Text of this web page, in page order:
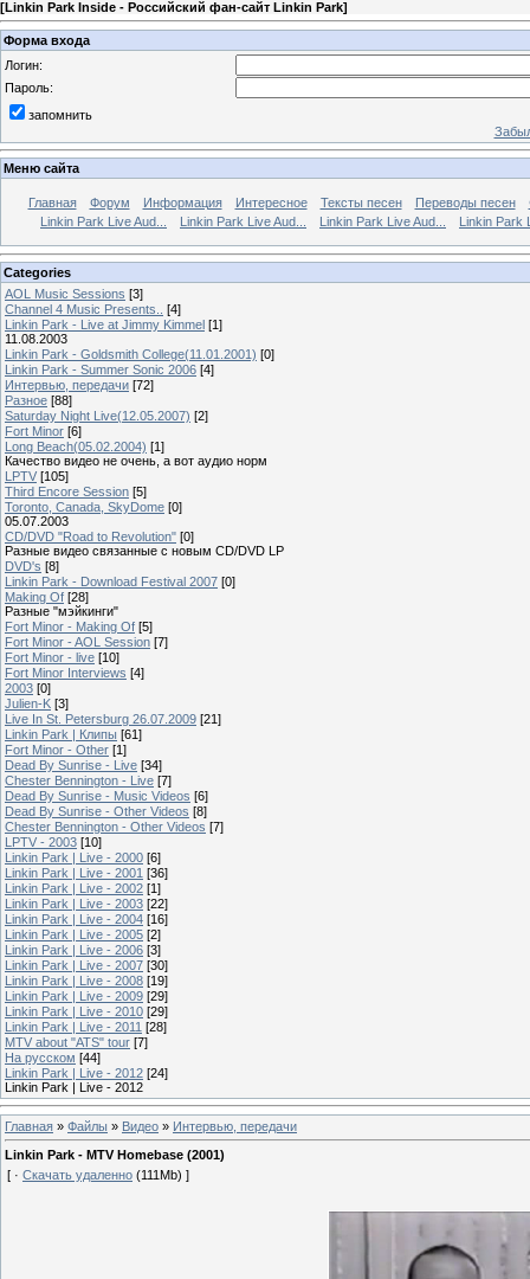
[Linkin Park Inside - Российский фан-сайт Linkin Park]
Форма входа
Логин:
Пароль:
запомнить
Меню сайта
Главная Форум Информация Интересное Тексты песен Переводы песен
Linkin Park Live Aud...
Linkin Park Live Aud... Linkin Park Live Aud... Linkin Park
Categories
AOL Music Sessions [3]
Channel 4 Music Presents..
[4]
Linkin Park - Live at Jimmy Kimmel [1]
11.08.2003
Linkin Park - Goldsmith College(11.01.2001) [0]
Linkin Park - Summer Sonic 2006 [4]
Интервью, передачи [72]
Разное [88]
Saturday Night Live(12.05.2007) [2]
Fort Minor [6]
Long Beach(05.02.2004) [1]
Качество видео не очень, а вот аудио норм
LPTV [105]
Third Encore Session [5]
Toronto, Canada, SkyDome [0]
05.07.2003
CD/DVD "Road to Revolution" [0]
Разные видео связанные с новым CD/DVD LP
DVD's [8]
Linkin Park - Download Festival 2007 [0]
Making Of [28]
Разные "мэйкинги"
Fort Minor - Making Of [5]
Fort Minor - AOL Session [7]
Fort Minor - live [10]
Fort Minor Interviews [4]
2003 [0]
Julien-K [3]
Live In St. Petersburg 26.07.2009 [21]
Linkin Park | Клипы [61]
Fort Minor - Other [1]
Dead By Sunrise - Live [34]
Chester Bennington - Live [7]
Dead By Sunrise - Music Videos [6]
Dead By Sunrise - Other Videos [8]
Chester Bennington - Other Videos [7]
LPTV - 2003 [10]
Linkin Park | Live - 2000 [6]
Linkin Park | Live - 2001 [36]
Linkin Park | Live - 2002 [1]
Linkin Park | Live - 2003 [22]
Linkin Park | Live - 2004 [16]
Linkin Park | Live - 2005 [2]
Linkin Park | Live - 2006 [3]
Linkin Park | Live - 2007 [30]
Linkin Park | Live - 2008 [19]
Linkin Park | Live - 2009 [29]
Linkin Park | Live - 2010 [29]
Linkin Park | Live - 2011 [28]
MTV about "ATS" tour [7]
На русском [44]
Linkin Park | Live - 2012 [24]
Linkin Park | Live - 2012
Главная » Файлы » Видео » Интервью, передачи
Linkin Park - MTV Homebase (2001)
[ · Скачать удаленно (111Mb) ]